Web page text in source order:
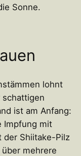
Sonne.
lohnt
ist am Anfang:
Impfung mit
der Shiitake-Pilz
mehrere